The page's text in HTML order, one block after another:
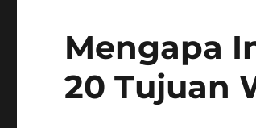
Mengapa
20 Tujuan